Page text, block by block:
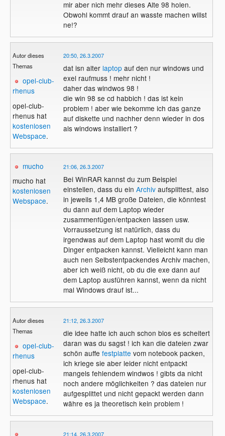
mir aber nich mehr dieses Alte 98 holen.
Obwohl kommt drauf an wasste machen willst
ne!?
Autor dieses
Themas
opel-club-
rhenus
opel-club-
rhenus hat
kostenlosen
Webspace.
20:50, 26.3.2007
dat isn alter laptop auf den nur windows und
exel raufmuss ! mehr nicht !
daher das windwos 98 !
die win 98 se cd habbich ! das ist kein
problem ! aber wie bekomme ich das ganze
auf diskette und nachher denn wieder in dos
als windows installiert ?
mucho
mucho hat
kostenlosen
Webspace.
21:06, 26.3.2007
Bei WinRAR kannst du zum Beispiel
einstellen, dass du ein Archivaufsplittest, also
in jeweils 1,4 MB große Dateien, die könntest
du dann auf dem Laptop wieder
zusammenfügen/entpacken lassen usw.
Vorraussetzung ist natürlich, dass du
irgendwas auf dem Laptop hast womit du die
Dinger entpacken kannst. Vielleicht kann man
auch nen Selbstentpackendes Archiv machen,
aber ich weiß nicht, ob du die exe dann auf
dem Laptop ausführen kannst, wenn da nicht
mal Windows drauf ist...
Autor dieses
Themas
opel-club-
rhenus
opel-club-
rhenus hat
kostenlosen
Webspace.
21:12, 26.3.2007
die idee hatte ich auch schon blos es scheitert
daran was du sagst ! ich kan die dateien zwar
schön auffe festplatte vom notebook packen,
ich kriege sie aber leider nicht entpackt
mangels fehlendem windwos ! gibts da nicht
noch andere möglichkeiten ? das dateien nur
aufgesplittet und nicht gepackt werden dann
währe es ja theoretisch kein problem !
21:14, 26.3.2007